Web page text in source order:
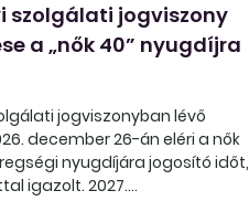
szolgálati jogviszony
a „nők 40” nyugdíjra
jogviszonyban lévő
december 26-án eléri a nők
nyugdíjára jogosító időt,
igazolt. 2027....